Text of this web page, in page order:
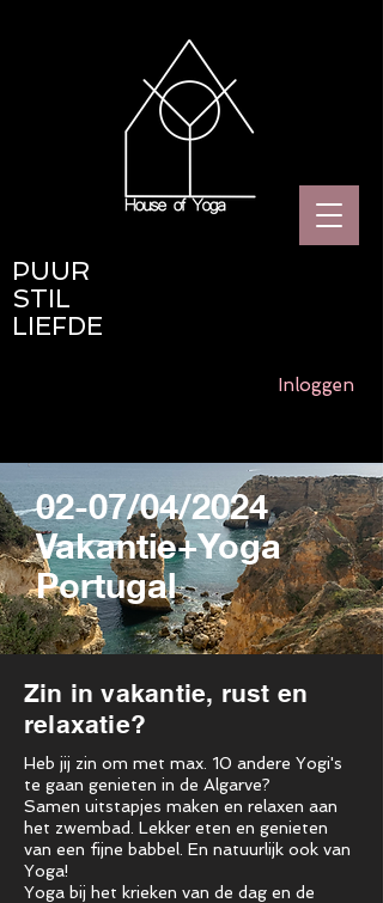
Inloggen
PUUR
STIL
LIEFDE
02-07/04/2024
Vakantie+Yoga
Portugal
Zin in vakantie, rust en
relaxatie?
Heb jij zin om met max. 10 andere Yogi's
te gaan genieten in de Algarve?
Samen uitstapjes maken en relaxen aan
het zwembad. Lekker eten en genieten
van een fijne babbel. En natuurlijk ook van
Yoga!
Yoga bij het krieken van de dag en de